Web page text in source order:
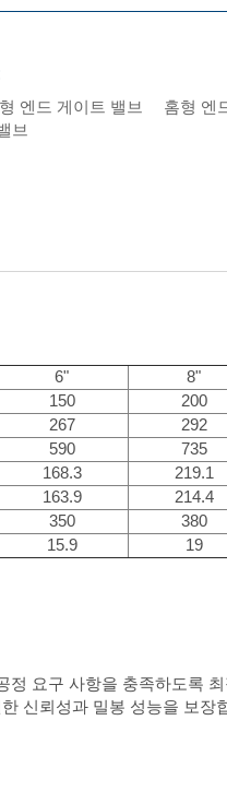
엔드 게이트 밸브 홈형 엔
브
6" 8"
150 200
267 292
590 735
168.3 219.1
163.9 214.4
350 380
15.9 19
요구 사항을 충족하도록
신뢰성과 밀봉 성능을 보장